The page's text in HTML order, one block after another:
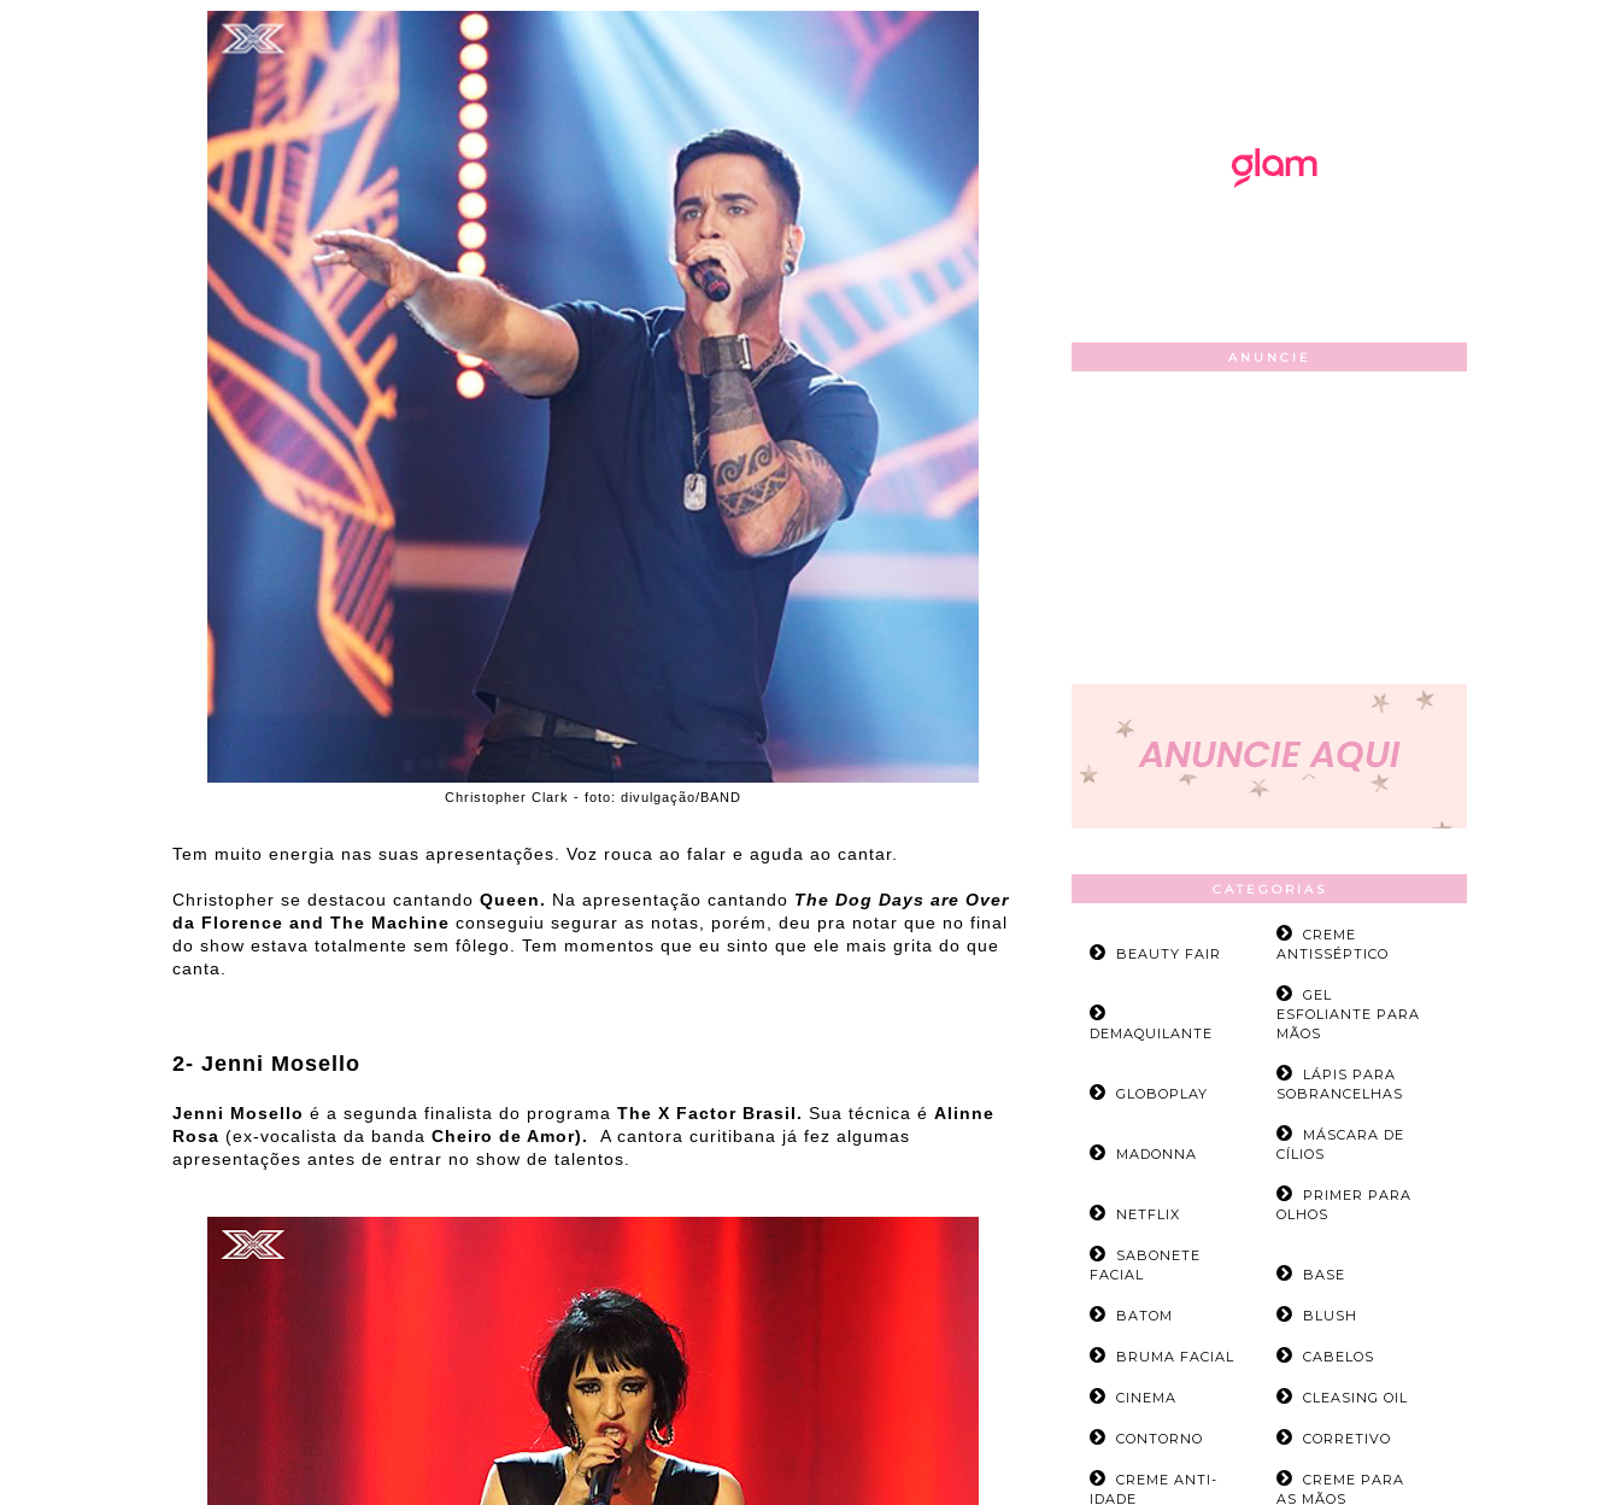
Christopher Clark - foto: divulgação/BAND
Tem muito energia nas suas apresentações. Voz rouca ao falar e aguda ao cantar.
Christopher se destacou cantando Queen. Na apresentação cantando The Dog Days are Over
da Florence and The Machine conseguiu segurar as notas, porém, deu pra notar que no final
do show estava totalmente sem fôlego. Tem momentos que eu sinto que ele mais grita do que
canta.
2- Jenni Mosello
Jenni Mosello é a segunda finalista do programa The X Factor Brasil. Sua técnica é Alinne
Rosa (ex-vocalista da banda Cheiro de Amor).
A cantora curitibana já fez algumas
apresentações antes de entrar no show de talentos.
ANUNCIE
CATEGORIAS
BEAUTY FAIR
CREME
ANTISSÉPTICO
DEMAQUILANTE
GEL
ESFOLIANTE PARA
MÃOS
GLOBOPLAY
LÁPIS PARA
SOBRANCELHAS
MADONNA
MÁSCARA DE
CÍLIOS
NETFLIX
PRIMER PARA
OLHOS
SABONETE
FACIAL
BASE
BATOM BLUSH
BRUMA FACIAL CABELOS
CINEMA CLEASING OIL
CONTORNO CORRETIVO
CREME ANTI-
IDADE
CREME PARA
AS MÃOS